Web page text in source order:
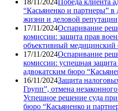
“Касьяненко и партнеры” в
жизни и деловой репутации
17/11/2024Оспаривание
комиссии: защита прав
объективный медицинский
17/11/2024Оспаривание
комиссии: успешная
адвокатским бюро
16/11/2024Защита
Групп”, отмена
Успешное решение суда
бюро “Касьяненко и